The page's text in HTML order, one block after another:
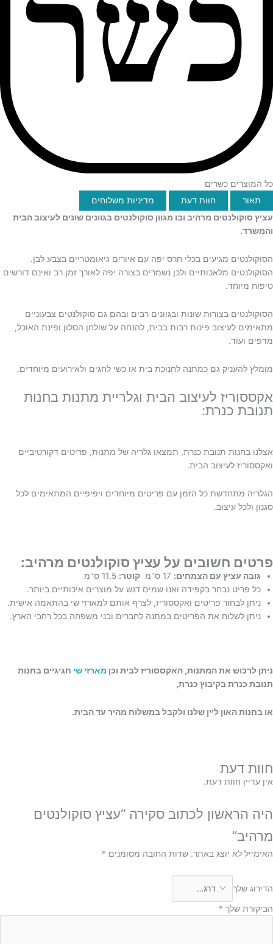
כל המוצרים כשרים
תאור
חוות דעת
מדיניות משלוחים
עציץ סוקולנטים מרהיב ובו מגוון סוקולנטים בגוונים שונים לעיצוב הבית
והמשרד.
הסוקולנטים מגיעים בכלי חרס יפה עם איורים גיאומטריים בצבע לבן.
הסוקולנטים מלאכותיים ולכן נשמרים בצורה יפה לאורך זמן רב ואינם דורשים
טיפוח מיוחד.
הסוקולנטים בצורות שונות ובגוונים רבים ובהם גם סוקולנטים צבעוניים
מתאימים לעיצוב פינות רבות בבית, להנחה על שולחן הסלון ופינת האוכל,
מדפים ועוד.
מומלץ להעניק גם כמתנה לחנוכת בית או כשי לחגים ולאירועים מיוחדים.
אקססוריז לעיצוב הבית וגלריית מתנות בחנות
תנובת כנרת:
אצלנו בחנות תנובת כנרת, תמצאו גלריה של מתנות, פריטים דקורטיביים
ואקססוריז לעיצוב הבית.
הגלריה מתחדשת כל הזמן עם פריטים מיוחדים ויפיפיים המתאימים לכל
סגנון ולכל עיצוב.
פרטים חשובים על עציץ סוקולנטים מרהיב:
גובה עציץ עם הצמחים: קוטר:
כל פריט נבחר בקפידה ואנו שמים דגש על מוצרים איכותיים ביותר.
ניתן לבחור פריטים ואקססוריז, לצרף אותם למארזי שי בהתאמה אישית.
ניתן לשלוח את הפריטים במתנה לחברים ובני משפחה בכל רחבי הארץ.
ניתן לרכוש את המתנות, האקססוריז לבית וכן מארזי שי חגיגיים בחנות
תנובת כנרת בקיבוץ כנרת,
או בחנות האון ליין שלנו ולקבל במשלוח מהיר עד הבית.
חוות דעת
אין עדיין חוות דעת.
היה הראשון לכתוב סקירה “עציץ סוקולנטים
מרהיב”
האימייל לא יוצג באתר. שדות החובה מסומנים *
הדירוג שלך
הביקורת שלך *